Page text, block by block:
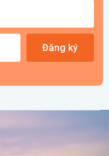
Đăng ký